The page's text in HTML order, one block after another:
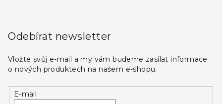
Odebírat newsletter
Vložte svůj e-mail a my vám budeme zasílat informace
o nových produktech na našem e-shopu.
E-mail